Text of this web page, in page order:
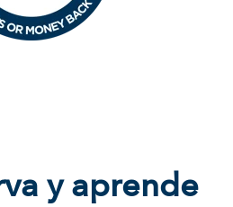
y aprende